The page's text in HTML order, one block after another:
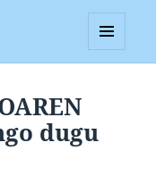
dugu